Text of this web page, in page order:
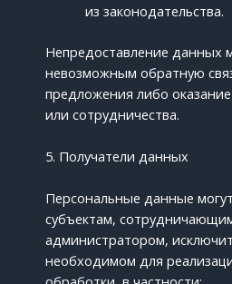
из законодательства.
Непредоставление данных
невозможным обратную
предложения либо оказание
или сотрудничества.
5. Получатели данных
Персональные данные
субъектам,
администратором,
необходимом для